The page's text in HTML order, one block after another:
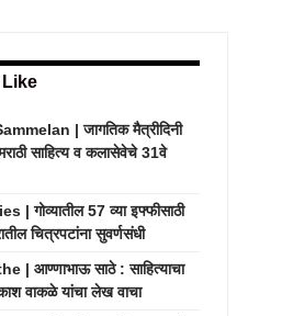
| जागतिक मैत्रीदिनी
साहित्य व कलासेवेचे 31वे
| गोव्यातील 57 व्या इफ्फीसाठी
चित्रपटांना सुवर्णसंधी
| आण्णाभाऊ साठे : साहित्याचा
वाकळे यांचा लेख वाचा